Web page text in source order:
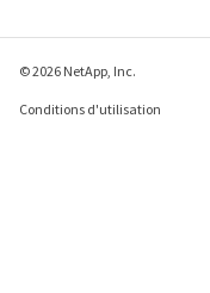
© 2026 NetApp, Inc.
Conditions d'utilisation